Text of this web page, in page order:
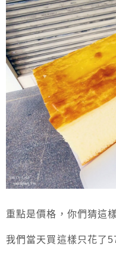
重點是價格，你們猜這
我們當天買這樣只花了